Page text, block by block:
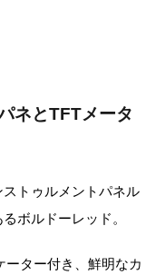
ネとTFTメータ
トゥルメントパネル
ボルドーレッド。
ター付き、鮮明なカ